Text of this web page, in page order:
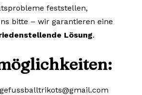
feststellen,
bitte – wir garantieren eine
Lösung.